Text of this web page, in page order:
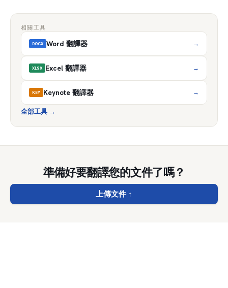
相關工具
DOCX Word 翻譯器 →
XLSX Excel 翻譯器 →
KEY Keynote 翻譯器 →
全部工具 →
準備好要翻譯您的文件了嗎？
上傳文件↑